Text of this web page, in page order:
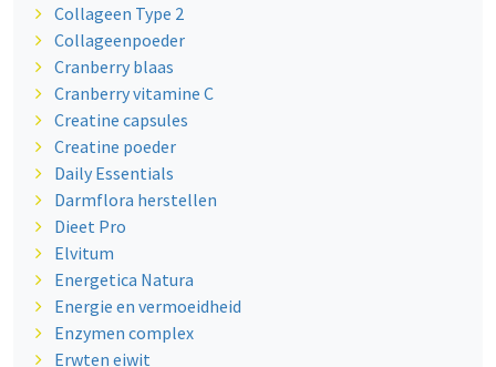
Collageen Type 2
Collageenpoeder
Cranberry blaas
Cranberry vitamine C
Creatine capsules
Creatine poeder
Daily Essentials
Darmflora herstellen
Dieet Pro
Elvitum
Energetica Natura
Energie en vermoeidheid
Enzymen complex
Erwten eiwit